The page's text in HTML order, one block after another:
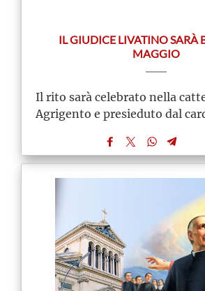
IL GIUDICE LIVATINO SARÀ
MAGGIO
Il rito sarà celebrato nella
Agrigento e presieduto dal